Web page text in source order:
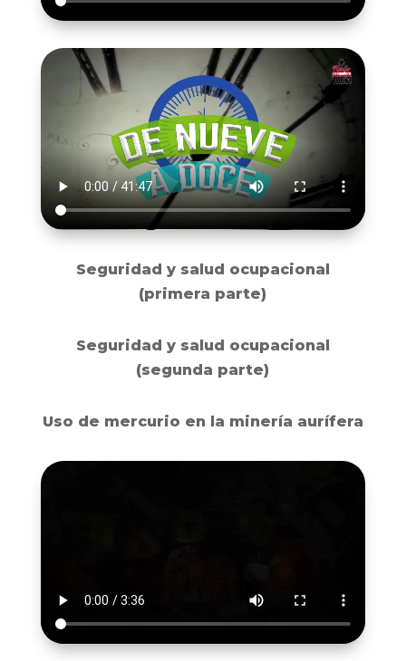
Seguridad y salud ocupacional
(primera parte)
Seguridad y salud ocupacional
(segunda parte)
Uso de mercurio en la minería aurífera